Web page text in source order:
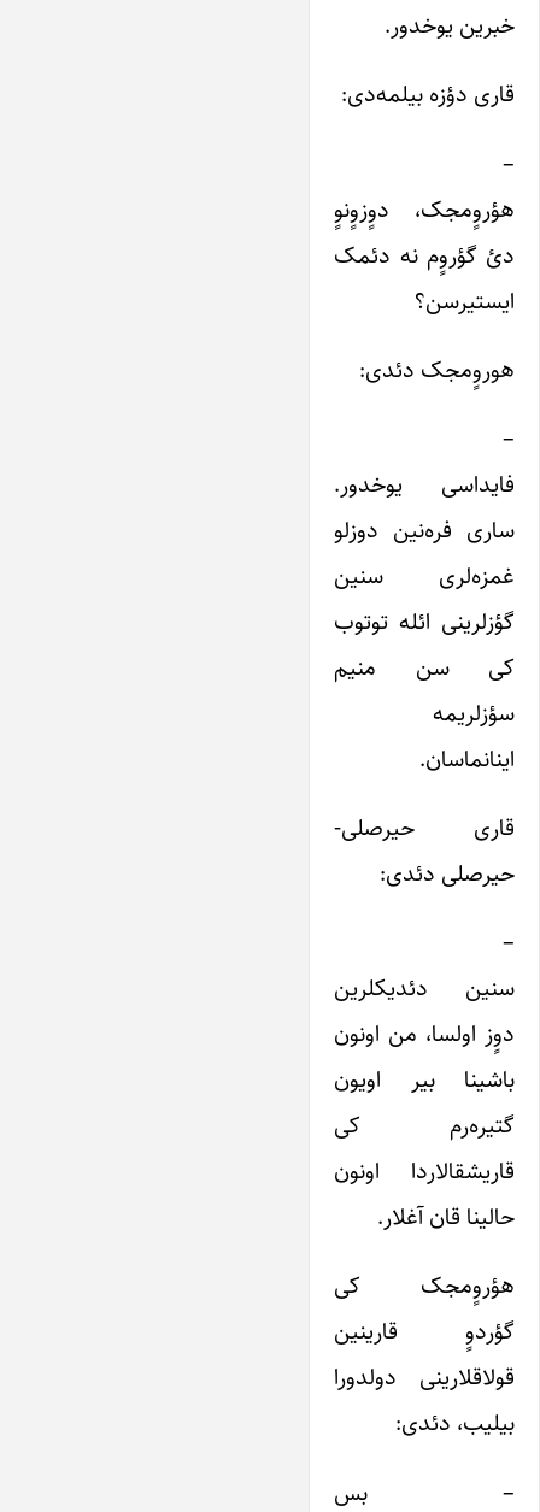
خبرین یوخدور.
قاری دؤزه بیلمه‌دی:
–
هؤروٍمجک، دوٍزوٍنوٍ
دئ گؤروٍم نه دئمک
ایستیرسن؟
هوروٍمجک دئدی:
–
فایداسی یوخدور.
ساری فره‌نین دوزلو
غمزه‌لری سنین
گؤزلرینی ائله توتوب
کی سن منیم
سؤزلریمه
اینانماسان.
قاری حیرصلی-
حیرصلی دئدی:
–
سنین دئدیکلرین
دوٍز اولسا، من اونون
باشینا بیر اویون
گتیره‌رم کی
قاریشقالاردا اونون
حالینا قان آغلار.
هؤروٍمجک کی
گؤردوٍ قارینین
قولاقلارینی دولدورا
بیلیب، دئدی:
– بس